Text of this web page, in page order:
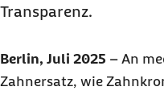
Transparenz.
Berlin, Juli 2025 – An
Zahnersatz, wie